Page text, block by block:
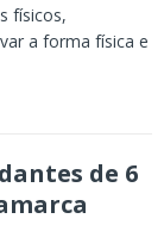
físicos,
a forma física e
de 6